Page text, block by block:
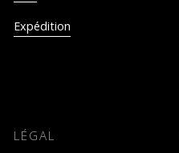
Expédition
LÉGAL